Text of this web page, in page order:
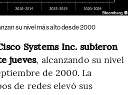
su nivel más alto desde 2000
Systems Inc. subieron
jueves, alcanzando su nivel
de 2000. La
de redes elevó sus